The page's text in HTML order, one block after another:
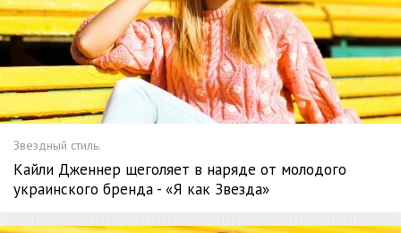
Звездный стиль.
Кайли Дженнер щеголяет в наряде от молодого
украинского бренда - «Я как Звезда»